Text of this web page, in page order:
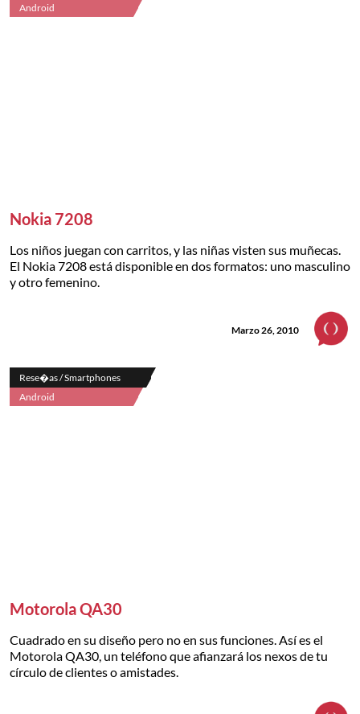
Android
Nokia 7208
Los niños juegan con carritos, y las niñas visten sus muñecas.
El Nokia 7208 está disponible en dos formatos: uno masculino
y otro femenino.
Marzo 26, 2010
Rese�as / Smartphones
Android
Motorola QA30
Cuadrado en su diseño pero no en sus funciones. Así es el
Motorola QA30, un teléfono que afianzará los nexos de tu
círculo de clientes o amistades.